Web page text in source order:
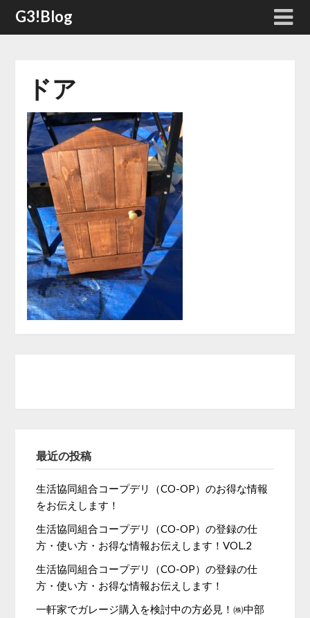
SkipG3!Blog
ドア
最近の投稿
生活協同組合コープデリ（CO-OP）のお得な情報
をお伝えします！
生活協同組合コープデリ（CO-OP）の登録の仕
方・使い方・お得な情報お伝えします！VOL.2
生活協同組合コープデリ（CO-OP）の登録の仕
方・使い方・お得な情報お伝えします！
一軒家でガレージ購入を検討中の方必見！㈱中部